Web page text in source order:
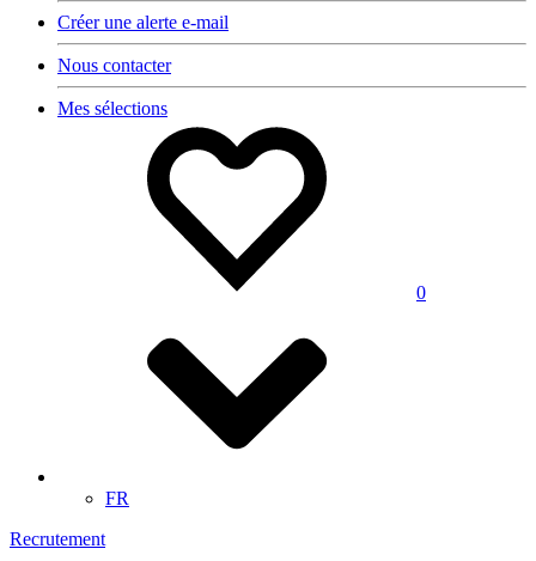
Créer une alerte e-mail
Nous contacter
Mes sélections
0
FR
Recrutement